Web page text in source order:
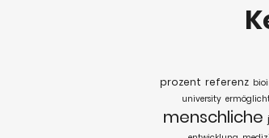
prozent referenz
university
menschliche